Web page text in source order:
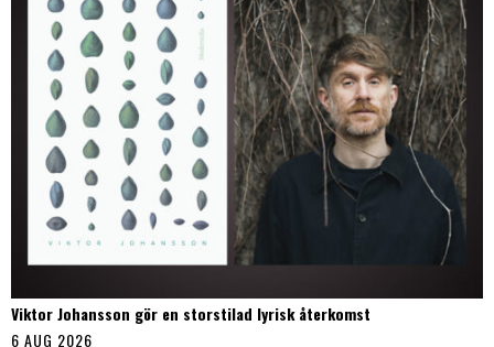
Viktor Johansson gör en storstilad lyrisk återkomst
6 AUG 2026